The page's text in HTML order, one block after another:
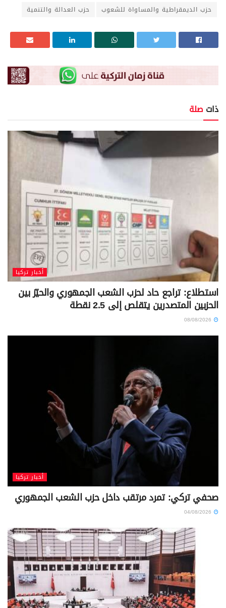
حزب الديمقراطية والمساواة للشعوب
حزب العدالة والتنمية
ذات صلة
أخبار تركيا
استطلاع: تراجع حاد لحزب الشعب الجمهوري والحيّز بين
الحزبين المتصدرين يتقلص إلى 2.5 نقطة
أخبار تركيا
صحفي تركي: تمرد مرتقب داخل حزب الشعب الجمهوري